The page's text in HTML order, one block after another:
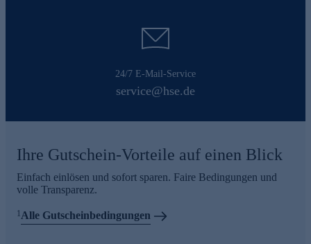
24/7 E-Mail-Service
service@hse.de
Ihre Gutschein-Vorteile auf einen Blick
Einfach einlösen und sofort sparen. Faire Bedingungen und
volle Transparenz.
1 Alle Gutscheinbedingungen